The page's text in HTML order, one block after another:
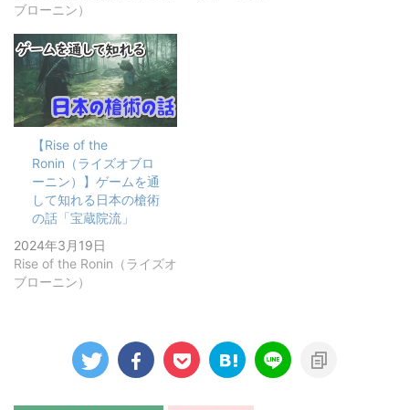
ブローニン）
【Rise of the
Ronin（ライズオブロ
ーニン）】ゲームを通
して知れる日本の槍術
の話「宝蔵院流」
2024年3月19日
Rise of the Ronin（ライズオ
ブローニン）